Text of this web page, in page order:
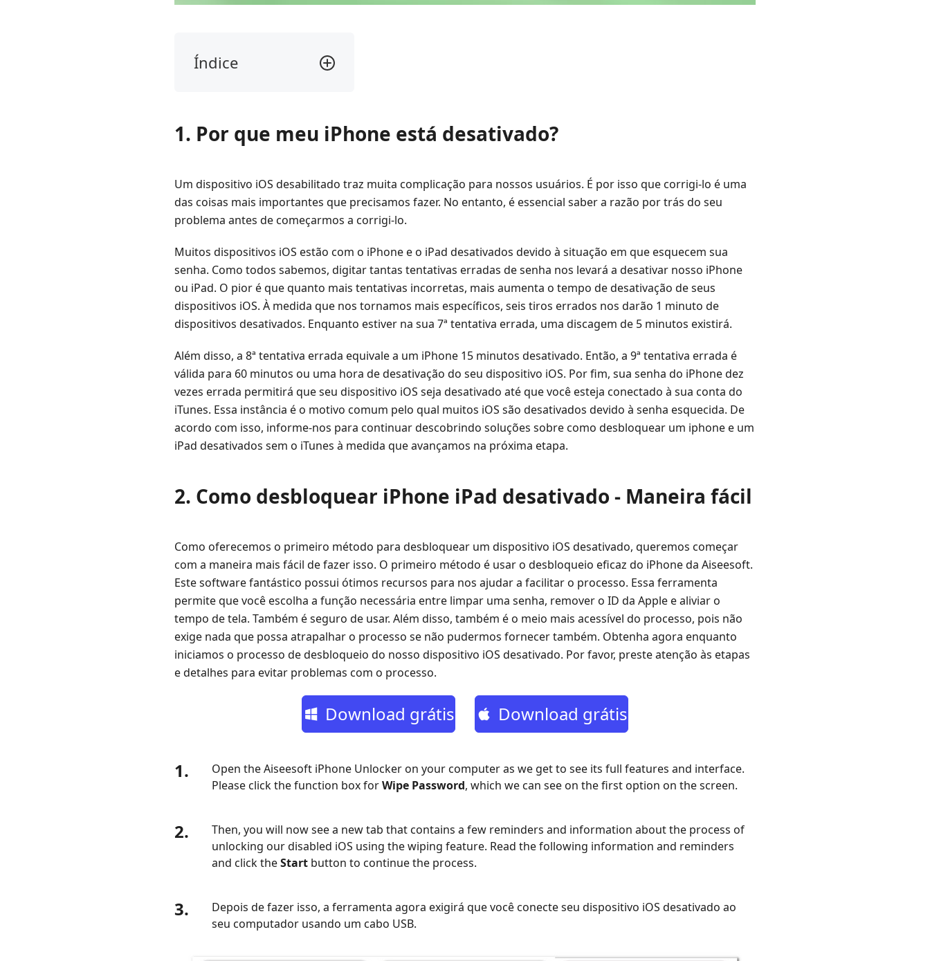
Índice
meu
iPhone
desativado?
2.
Como
iPhone
iPad
desativado
-
maneira
3.
Como
desbloquear
o
iPhone
iPad
o
Como
desbloquear
iPhone
iPad
desativado
via
iCloud
5.
desativado
em
iOS
15.2
ou
6.
Perguntas
1. Por que meu iPhone está desativado?
Um dispositivo iOS desabilitado traz muita complicação para nossos usuários. É por isso que corrigi-lo é uma
das coisas mais importantes que precisamos fazer. No entanto, é essencial saber a razão por trás do seu
problema antes de começarmos a corrigi-lo.
Muitos dispositivos iOS estão com o iPhone e o iPad desativados devido à situação em que esquecem sua
senha. Como todos sabemos, digitar tantas tentativas erradas de senha nos levará a desativar nosso iPhone
ou iPad. O pior é que quanto mais tentativas incorretas, mais aumenta o tempo de desativação de seus
dispositivos iOS. À medida que nos tornamos mais específicos, seis tiros errados nos darão 1 minuto de
dispositivos desativados. Enquanto estiver na sua 7ª tentativa errada, uma discagem de 5 minutos existirá.
Além disso, a 8ª tentativa errada equivale a um iPhone 15 minutos desativado. Então, a 9ª tentativa errada é
válida para 60 minutos ou uma hora de desativação do seu dispositivo iOS. Por fim, sua senha do iPhone dez
vezes errada permitirá que seu dispositivo iOS seja desativado até que você esteja conectado à sua conta do
iTunes. Essa instância é o motivo comum pelo qual muitos iOS são desativados devido à senha esquecida. De
acordo com isso, informe-nos para continuar descobrindo soluções sobre como desbloquear um iphone e um
iPad desativados sem o iTunes à medida que avançamos na próxima etapa.
2. Como desbloquear iPhone iPad desativado - Maneira fácil
Como oferecemos o primeiro método para desbloquear um dispositivo iOS desativado, queremos começar
com a maneira mais fácil de fazer isso. O primeiro método é usar o desbloqueio eficaz do iPhone da Aiseesoft.
Este software fantástico possui ótimos recursos para nos ajudar a facilitar o processo. Essa ferramenta
permite que você escolha a função necessária entre limpar uma senha, remover o ID da Apple e aliviar o
tempo de tela. Também é seguro de usar. Além disso, também é o meio mais acessível do processo, pois não
exige nada que possa atrapalhar o processo se não pudermos fornecer também. Obtenha agora enquanto
iniciamos o processo de desbloqueio do nosso dispositivo iOS desativado. Por favor, preste atenção às etapas
e detalhes para evitar problemas com o processo.
Download grátis Download grátis
1.
Open the Aiseesoft iPhone Unlocker on your computer as we get to see its full features and interface.
Please click the function box forWipe Password, which we can see on the first option on the screen.
2.
Then, you will now see a new tab that contains a few reminders and information about the process of
unlocking our disabled iOS using the wiping feature. Read the following information and reminders
and click theStart button to continue the process.
3.
Depois de fazer isso, a ferramenta agora exigirá que você conecte seu dispositivo iOS desativado ao
seu computador usando um cabo USB.